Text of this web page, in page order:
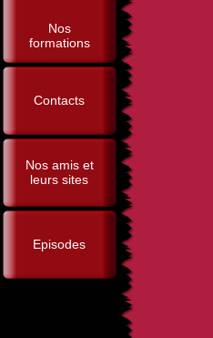
Nos
formations
Contacts
Nos amis et
leurs sites
Episodes